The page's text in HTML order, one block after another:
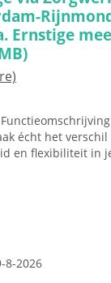
Ernstige
écht het verschil
en flexibiliteit in
8-2026